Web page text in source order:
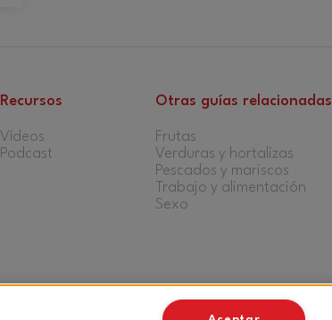
Recursos
Vídeos
Podcast
Otras guías relacionadas
Frutas
Verduras y hortalizas
Pescados y mariscos
Trabajo y alimentación
Sexo